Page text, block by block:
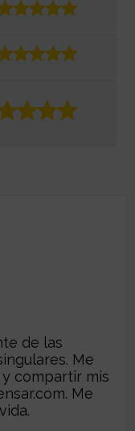
de las
Me
compartir mis
. Me